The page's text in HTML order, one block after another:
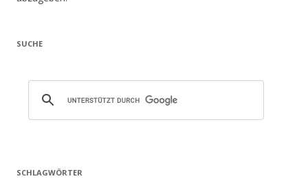
SUCHE
SCHLAGWÖRTER